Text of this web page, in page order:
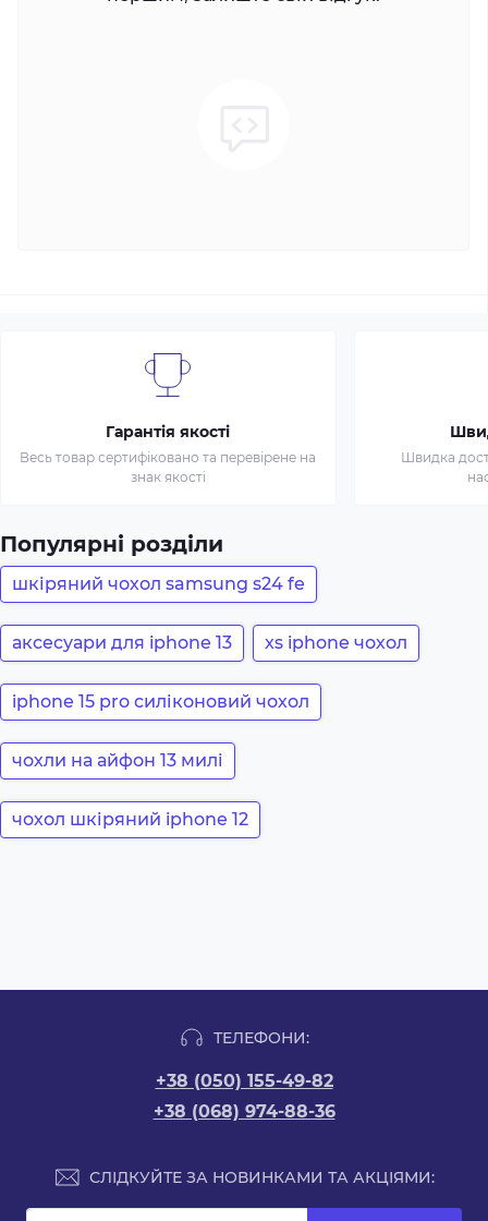
Гарантія якості
Весь товар сертифіковано та перевірене на
знак якості
Швидка
Популярні розділи
шкіряний чохол samsung s24 fe
аксесуари для iphone 13 xs iphone чохол
iphone 15 pro силіконовий чохол
чохли на айфон 13 милі
чохол шкіряний iphone 12
ТЕЛЕФОНИ:
+38 (050) 155-49-82
+38 (068) 974-88-36
СЛІДКУЙТЕ ЗА НОВИНКАМИ ТА АКЦІЯМИ: